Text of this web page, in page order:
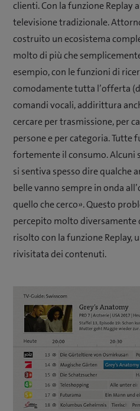
clienti. Con la funzione Replay
televisione tradizionale.
costruito un ecosistema
molto di più che
esempio, con le funzioni di
comodamente tutta l’offerta
comandi vocali, addirittura
cercare per trasmissione, per
persone e per categoria. Tutte
fortemente il consumo. Alcuni
si sentiva spesso dire qualche
belle vanno sempre in onda
quello che cerco». Questo
percepito molto diversamente
risolto con la funzione Replay,
rivisitata dei contenuti.